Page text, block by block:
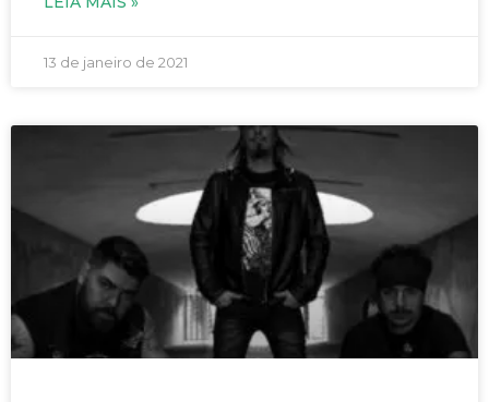
13 de janeiro de 2021